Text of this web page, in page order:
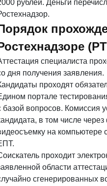
рублей. Деньги
специалиста
дня получения заявления.
проходят
портале
базой вопросов. Комиссия
в том числе
на компьютере
проходит
области
сгенерированных